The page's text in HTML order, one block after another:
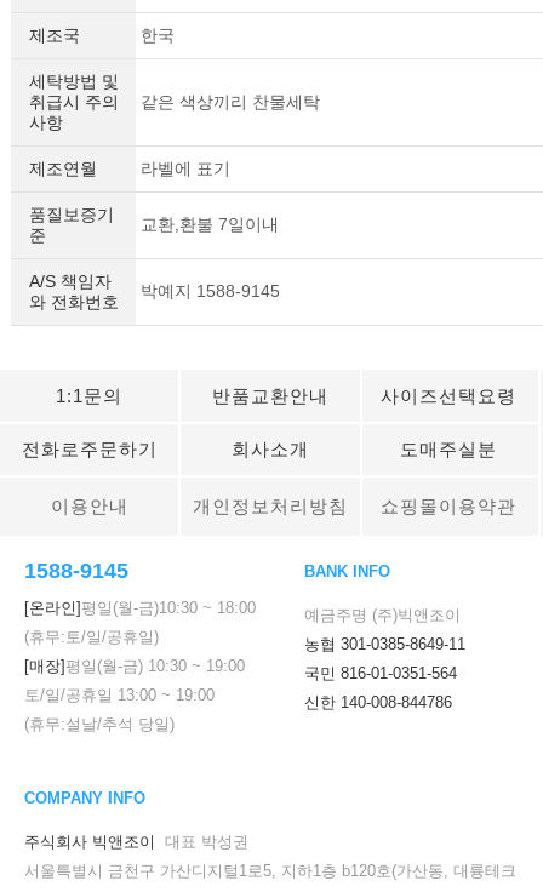
제조국 한국
세탁방법 및
취급시 주의
사항
같은 색상끼리 찬물세탁
제조연월 라벨에 표기
품질보증기
준
교환,환불 7일이내
A/S 책임자
와 전화번호
박예지 1588-9145
1:1문의 반품교환안내 사이즈선택요령
전화로주문하기 회사소개 도매주실분
이용안내 개인정보처리방침 쇼핑몰이용약관
1588-9145
[온라인]평일(월-금)10:30 ~ 18:00
(휴무:토/일/공휴일)
[매장]평일(월-금) 10:30 ~ 19:00
토/일/공휴일 13:00 ~ 19:00
(휴무:설날/추석 당일)
BANK INFO
예금주명 (주)빅앤조이
농협 301-0385-8649-11
국민 816-01-0351-564
신한 140-008-844786
COMPANY INFO
주식회사 빅앤조이
대표 박성권
서울특별시 금천구 가산디지털1로5, 지하1층 b120호(가산동, 대륭테크